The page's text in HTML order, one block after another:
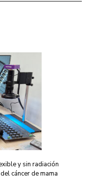
y sin radiación
cáncer de mama